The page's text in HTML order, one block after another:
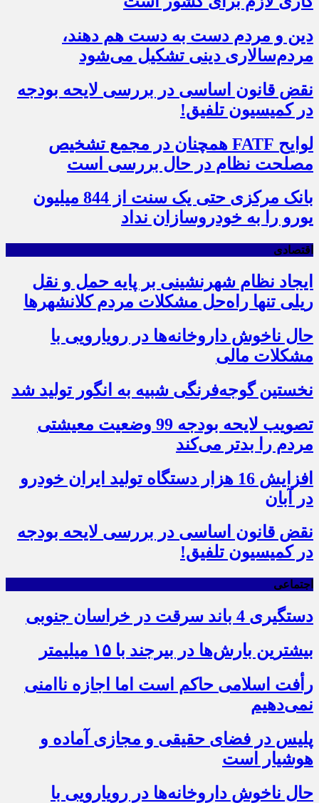
دین و مردم دست به‌ دست هم دهند،
مردم‌سالاری دینی تشکیل می‌شود
نقض قانون اساسی در بررسی لایحه بودجه
در کمیسیون تلفیق!
لوایح FATF همچنان در مجمع تشخیص
مصلحت نظام در حال بررسی است
بانک مرکزی حتی یک سنت از 844 میلیون
یورو را به خودروسازان نداد
اقتصادی
ایجاد نظام شهرنشینی بر پایه حمل و نقل
ریلی تنها راه‌حل مشکلات مردم کلانشهرها
حال ناخوش داروخانه‌ها در رویارویی با
مشکلات مالی
نخستین گوجه‌فرنگی شبیه به انگور تولید شد
تصویب لایحه بودجه 99 وضعیت معیشتی
مردم را بدتر می‌کند
افزایش 16 هزار دستگاه تولید ایران خودرو
در آبان
نقض قانون اساسی در بررسی لایحه بودجه
در کمیسیون تلفیق!
اجتماعی
دستگیری 4 باند سرقت در خراسان جنوبی
بیشترین بارش‌ها در بیرجند با ۱۵ میلیمتر
رأفت اسلامی حاکم است اما اجازه ناامنی
نمی‌دهیم
پلیس در فضای حقیقی و مجازی آماده و
هوشیار است
حال ناخوش داروخانه‌ها در رویارویی با